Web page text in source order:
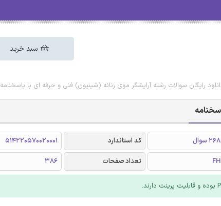
سبد خرید
رایگان سوالات رشته آرایشگر موی زنانه (شینیون) فنی و حرفه ای با پاسخنامه
سوال کد استاندارد
514220570020001
تعداد صفحات 386